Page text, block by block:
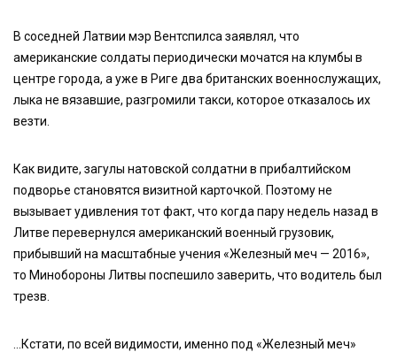
В соседней Латвии мэр Вентспилса заявлял, что
американские солдаты периодически мочатся на клумбы в
центре города, а уже в Риге два британских военнослужащих,
лыка не вязавшие, разгромили такси, которое отказалось их
везти.
Как видите, загулы натовской солдатни в прибалтийском
подворье становятся визитной карточкой. Поэтому не
вызывает удивления тот факт, что когда пару недель назад в
Литве перевернулся американский военный грузовик,
прибывший на масштабные учения «Железный меч — 2016»,
то Минобороны Литвы поспешило заверить, что водитель был
трезв.
…Кстати, по всей видимости, именно под «Железный меч»